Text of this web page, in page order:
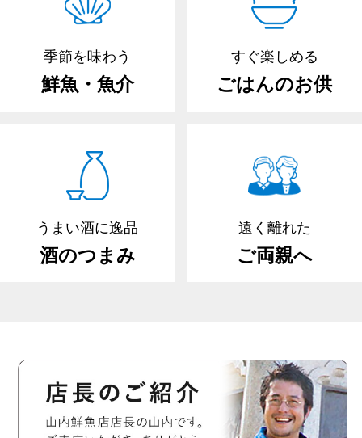
季節を味わう
鮮魚・魚介
すぐ楽しめる
ごはんのお供
うまい酒に逸品
酒のつまみ
遠く離れた
ご両親へ